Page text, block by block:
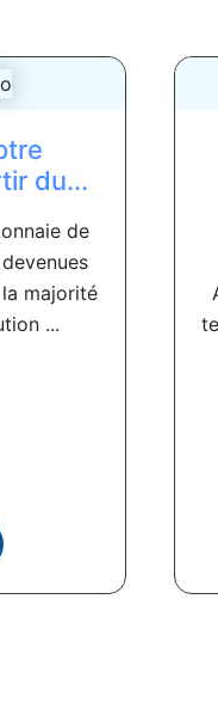
du...
de
majorité
...